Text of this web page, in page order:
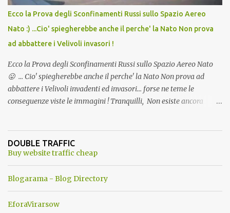
Ecco la Prova degli Sconfinamenti Russi sullo Spazio Aereo
Nato :) ...Cio' spiegherebbe anche il perche' la Nato Non prova
ad abbattere i Velivoli invasori !
Ecco la Prova degli Sconfinamenti Russi sullo Spazio Aereo Nato
😛 ... Cio' spiegherebbe anche il perche' la Nato Non prova ad
abbattere i Velivoli invadenti ed invasori... forse ne teme le
conseguenze viste le immagini ! Tranquilli, Non esiste ancora
ancora una fantasia Nato o forse una "False Flag", per provocare
una guerra mondiale che difficilmente da menti sane, potrebbe
DOUBLE TRAFFIC
Buy website traffic cheap
Blogarama - Blog Directory
EforaVirarsow